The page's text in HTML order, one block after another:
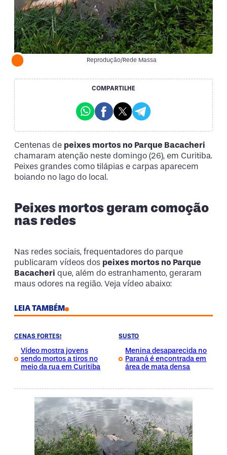
Reprodução/Rede Massa
COMPARTILHE
Centenas de peixes mortos no Parque Bacacheri
chamaram atenção neste domingo (26), em Curitiba.
Peixes grandes como tilápias e carpas aparecem
boiando no lago do local.
Peixes mortos geram comoção
nas redes
Nas redes sociais, frequentadores do parque
publicaram vídeos dos peixes mortos no Parque
Bacacheri que, além do estranhamento, geraram
maus odores na região. Veja vídeo abaixo:
LEIA TAMBÉM
CENAS FORTES!
Vídeo mostra jovens
sendo mortos a tiros no
meio da rua em Curitiba
SUSTO
Menina desaparecida no
Paraná é encontrada em
área de mata densa